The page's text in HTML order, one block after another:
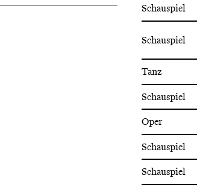
Schauspiel
Schauspiel
Tanz
Schauspiel
Oper
Schauspiel
Schauspiel